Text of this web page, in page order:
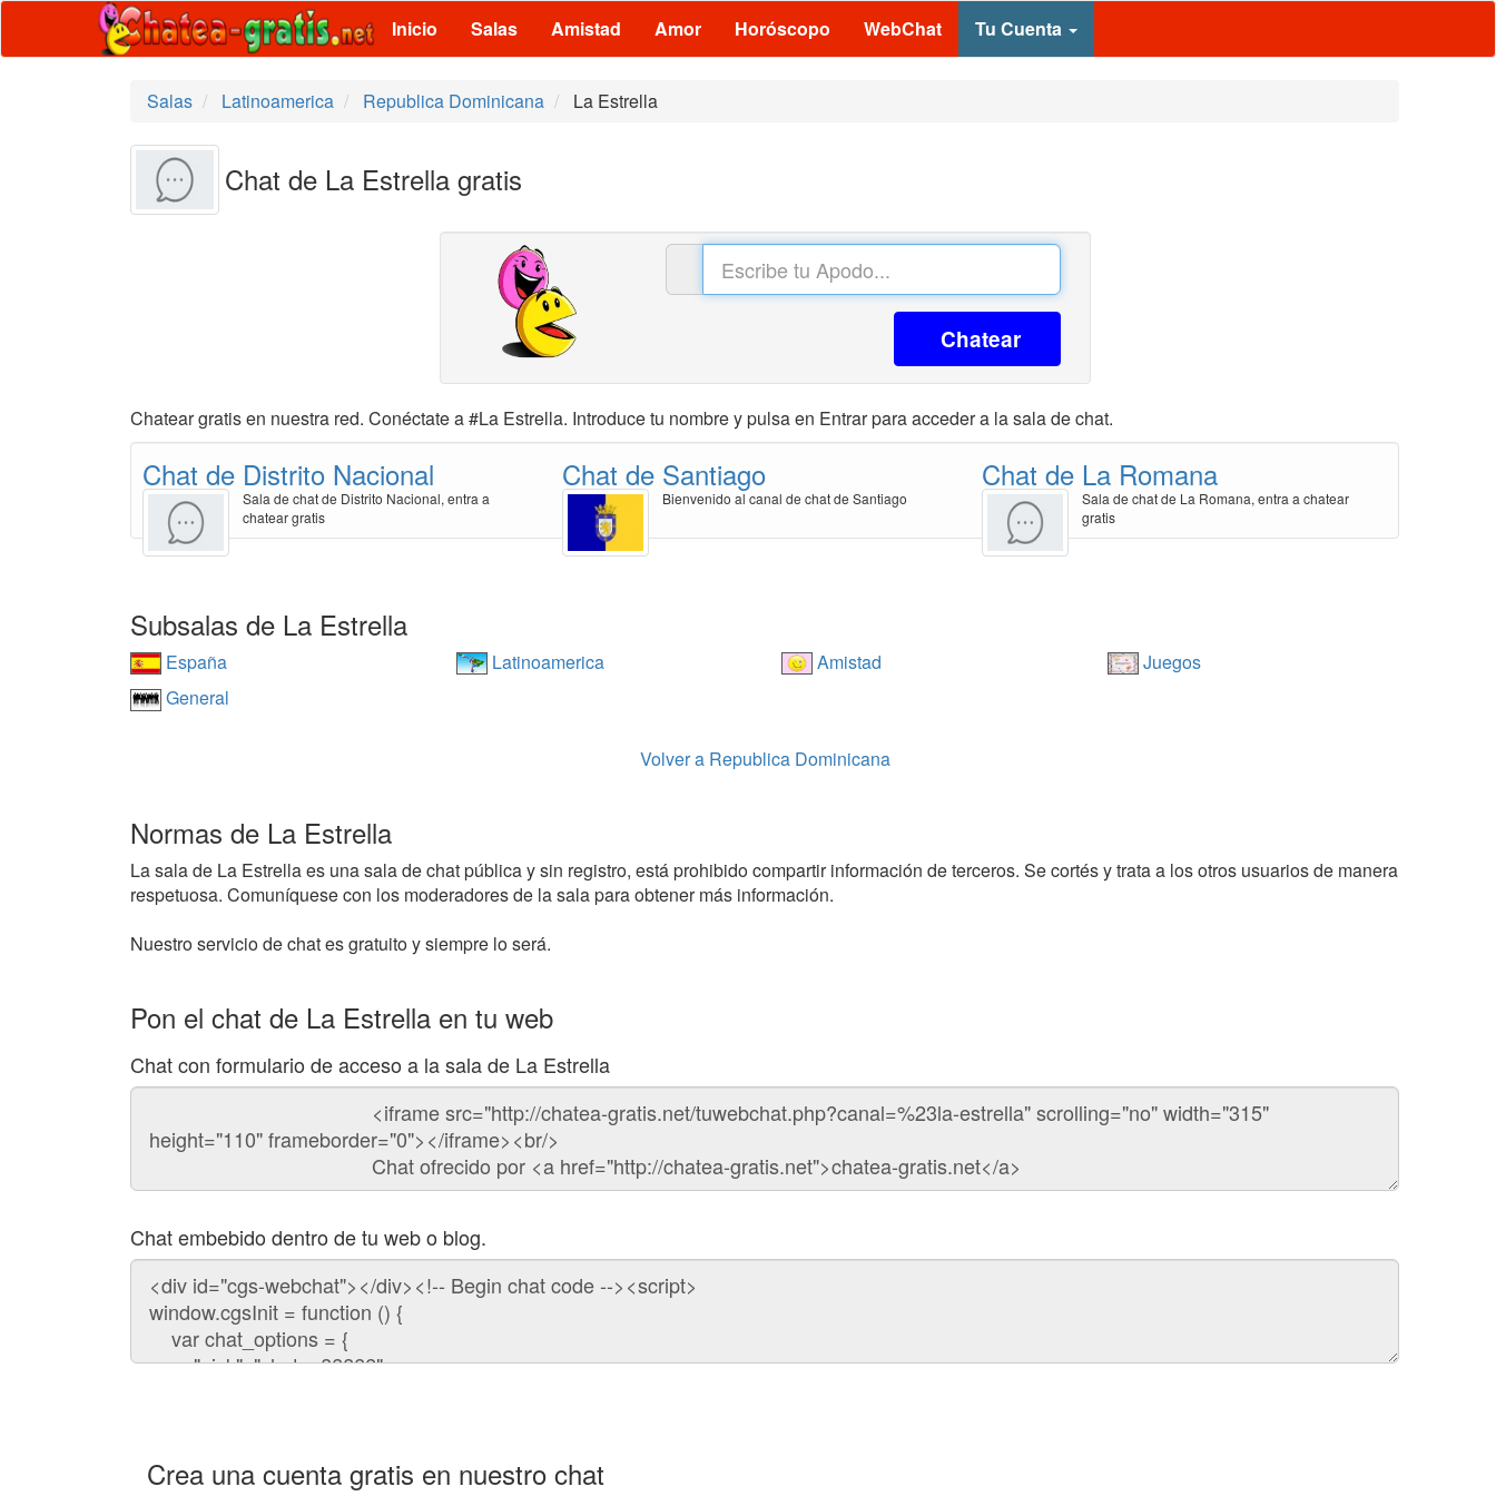
Inicio Salas Amistad Amor Horóscopo WebChat Tu Cuenta
Salas Latinoamerica Republica Dominicana La Estrella
Chat de La Estrella gratis
Chatear
Chatear gratis en nuestra red. Conéctate a #La Estrella. Introduce tu nombre y pulsa en Entrar para acceder a la sala de chat.
Chat de Distrito Nacional
Sala de chat de Distrito Nacional, entra a
chatear gratis
Chat de Santiago
Bienvenido al canal de chat de Santiago
Chat de La Romana
Sala de chat de La Romana, entra a chatear
gratis
Subsalas de La Estrella
España Latinoamerica Amistad
Juegos
General
Volver a Republica Dominicana
Normas de La Estrella
La sala de La Estrella es una sala de chat pública y sin registro, está prohibido compartir información de terceros. Se cortés y trata a los otros usuarios de manera
respetuosa. Comuníquese con los moderadores de la sala para obtener más información.
Nuestro servicio de chat es gratuito y siempre lo será.
Pon el chat de La Estrella en tu web
Chat con formulario de acceso a la sala de La Estrella
Código
chat
Chat embebido dentro de tu web o blog.
Código
para
embeber
chat
Crea una cuenta gratis en nuestro chat